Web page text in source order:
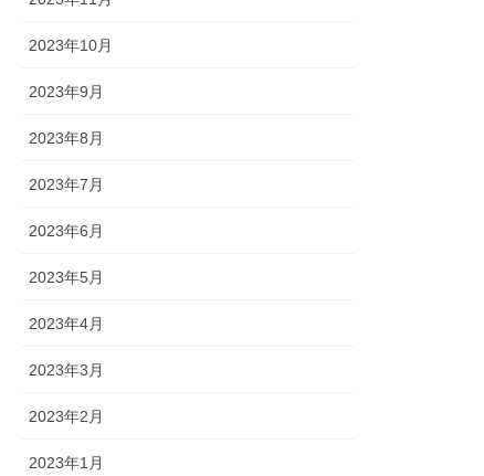
2023年10月
2023年9月
2023年8月
2023年7月
2023年6月
2023年5月
2023年4月
2023年3月
2023年2月
2023年1月